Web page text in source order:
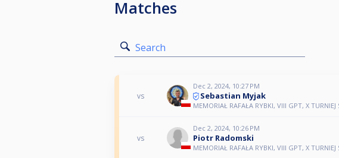
Matches
Search
vs
Dec 2, 2024, 10:27 PM
Sebastian Myjak
MEMORIAŁ RAFAŁA RYBKI, VIII GPT, X TURNIEJ
vs
Dec 2, 2024, 10:26 PM
Piotr Radomski
MEMORIAŁ RAFAŁA RYBKI, VIII GPT, X TURNIEJ